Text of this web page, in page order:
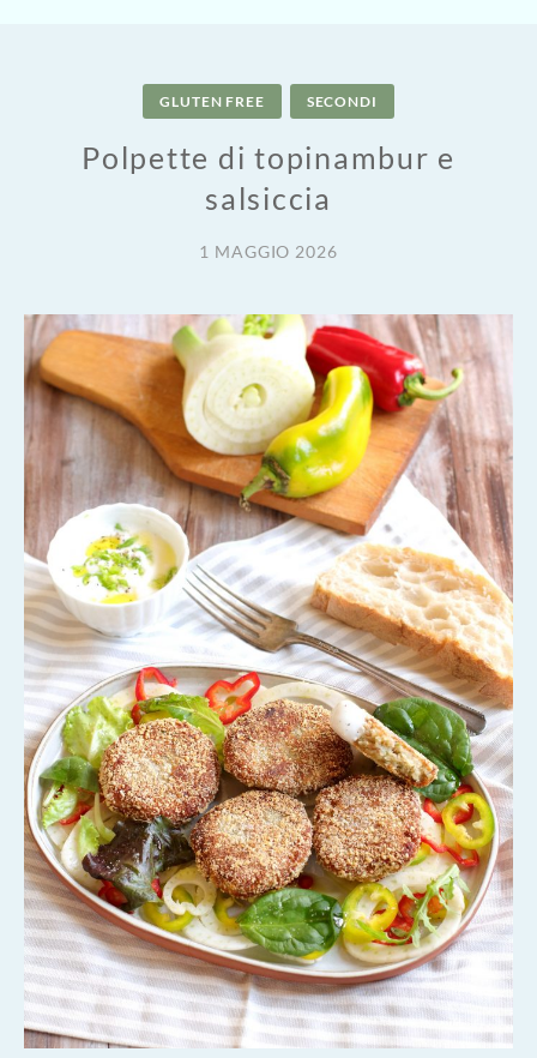
GLUTEN FREE SECONDI
Polpette di topinambur e
salsiccia
1 MAGGIO 2026